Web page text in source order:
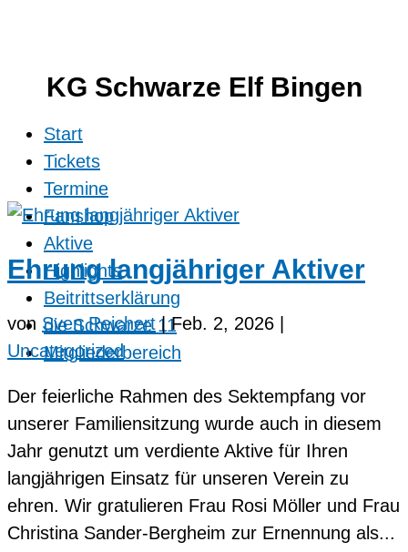
KG Schwarze Elf Bingen
Start
Tickets
Termine
Fanshop
Aktive
Highlights
Beitrittserklärung
die Schwarze 11
Mitgliederbereich
Ehrung langjähriger Aktiver
von Sven Reichert|Feb. 2, 2026
Uncategorized
Der feierliche Rahmen des Sektempfang vor
unserer Familiensitzung wurde auch in diesem
Jahr genutzt um verdiente Aktive für Ihren
langjährigen Einsatz für unseren Verein zu
ehren. Wir gratulieren Frau Rosi Möller und Frau
Christina Sander-Bergheim zur Ernennung als...